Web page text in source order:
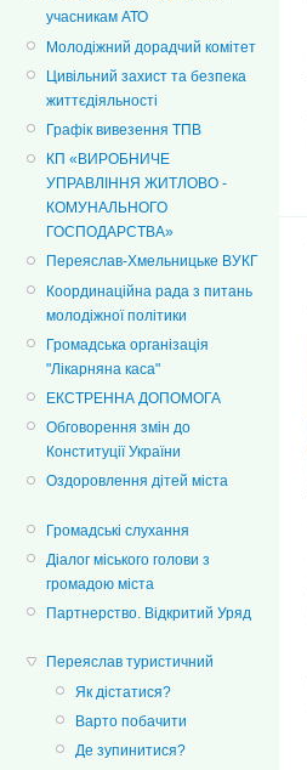
учасникам АТО
Молодіжний дорадчий комітет
Цивільний захист та безпека
життєдіяльності
Графік вивезення ТПВ
КП «ВИРОБНИЧЕ
УПРАВЛІННЯ ЖИТЛОВО -
КОМУНАЛЬНОГО
ГОСПОДАРСТВА»
Переяслав-Хмельницьке ВУКГ
Координаційна рада з питань
молодіжної політики
Громадська організація
"Лікарняна каса"
ЕКСТРЕННА ДОПОМОГА
Обговорення змін до
Конституції України
Оздоровлення дітей міста
Громадські слухання
Діалог міського голови з
громадою міста
Партнерство. Відкритий Уряд
Переяслав туристичний
Як дістатися?
Варто побачити
Де зупинитися?